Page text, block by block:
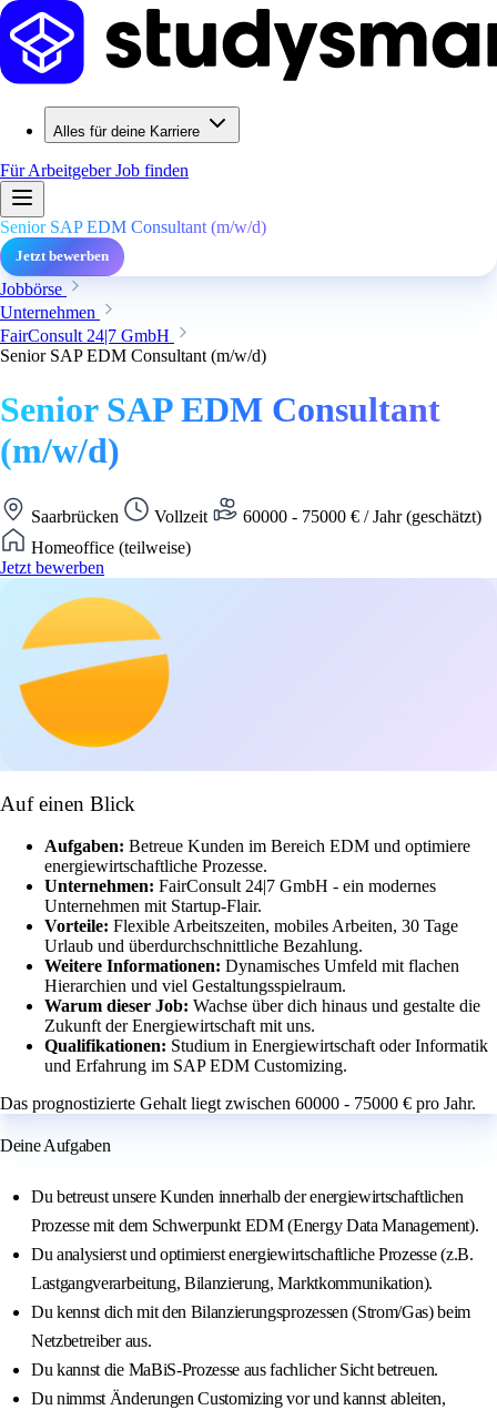
Alles für deine Karriere
Für ArbeitgeberJob finden
Senior SAP EDM Consultant (m/w/d)
Jetzt bewerben
Jobbörse
Unternehmen
FairConsult 24|7 GmbH
Senior SAP EDM Consultant (m/w/d)
Senior SAP EDM Consultant
(m/w/d)
Saarbrücken Vollzeit
60000 - 75000 € / Jahr (geschätzt)
Homeoffice (teilweise)
Jetzt bewerben
Auf einen Blick
Aufgaben: Betreue Kunden im Bereich EDM und optimiere
energiewirtschaftliche Prozesse.
Unternehmen: FairConsult 24|7 GmbH - ein modernes
Unternehmen mit Startup-Flair.
Vorteile: Flexible Arbeitszeiten, mobiles Arbeiten, 30 Tage
Urlaub und überdurchschnittliche Bezahlung.
Weitere Informationen: Dynamisches Umfeld mit flachen
Hierarchien und viel Gestaltungsspielraum.
Warum dieser Job: Wachse über dich hinaus und gestalte die
Zukunft der Energiewirtschaft mit uns.
Qualifikationen: Studium in Energiewirtschaft oder Informatik
und Erfahrung im SAP EDM Customizing.
Das prognostizierte Gehalt liegt zwischen 60000 - 75000 € pro Jahr.
Deine Aufgaben
Du betreust unsere Kunden innerhalb der energiewirtschaftlichen
Prozesse mit dem Schwerpunkt EDM (Energy Data Management).
Du analysierst und optimierst energiewirtschaftliche Prozesse (z.B.
Lastgangverarbeitung, Bilanzierung, Marktkommunikation).
Du kennst dich mit den Bilanzierungsprozessen (Strom/Gas) beim
Netzbetreiber aus.
Du kannst die MaBiS-Prozesse aus fachlicher Sicht betreuen.
Du nimmst Änderungen Customizing vor und kannst ableiten,